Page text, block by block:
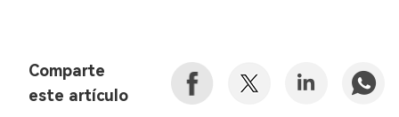
Comparte
este artículo